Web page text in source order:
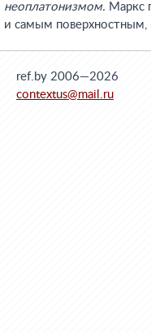
неоплатонизмом. Маркс
и самым
ref.by 2006—2026
contextus@mail.ru